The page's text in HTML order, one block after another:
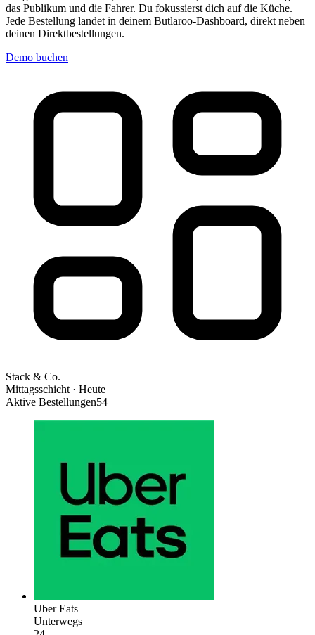
das Publikum und die Fahrer. Du fokussierst dich auf die Küche.
Jede Bestellung landet in deinem Butlaroo-Dashboard, direkt neben
deinen Direktbestellungen.
Demo buchen
Stack & Co.
Mittagsschicht · Heute
Aktive Bestellungen54
Uber Eats
Unterwegs